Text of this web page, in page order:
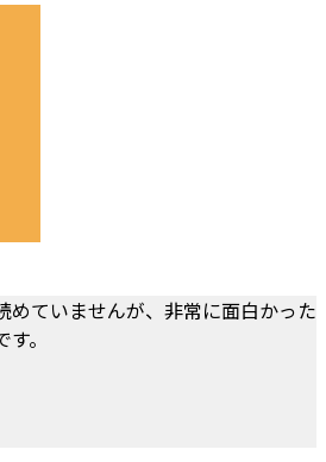
めていませんが、非常に面白かった
。